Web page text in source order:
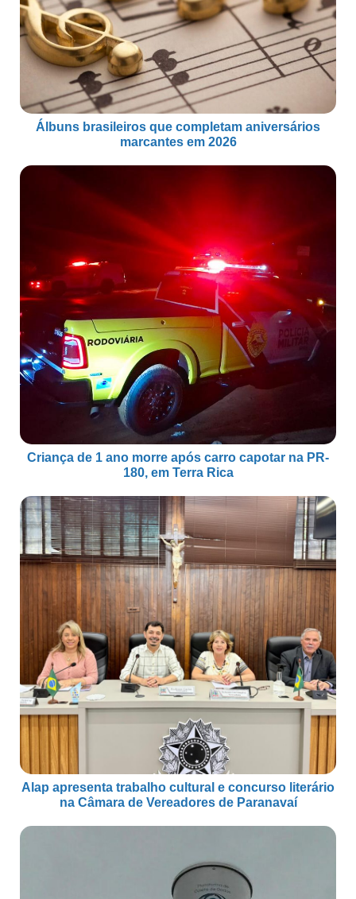
Álbuns brasileiros que completam aniversários
marcantes em 2026
Criança de 1 ano morre após carro capotar na PR-
180, em Terra Rica
Alap apresenta trabalho cultural e concurso literário
na Câmara de Vereadores de Paranavaí